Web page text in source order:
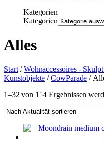
Kategorien
Kategorien
Alles
Start /Wohnaccessoires -
Kunstobjekte /CowParade /
1–32 von 154 Ergebnissen